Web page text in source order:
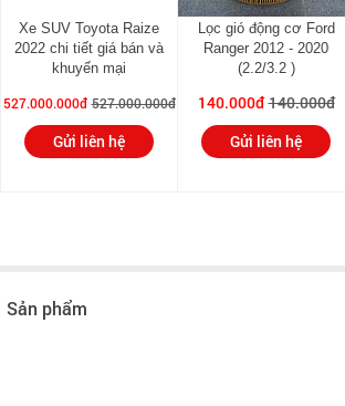
Xe SUV Toyota Raize
2022 chi tiết giá bán và
khuyến mại
527.000.000đ 527.000.000đ
Gửi liên hệ
Lọc gió động cơ Ford
Ranger 2012 - 2020
(2.2/3.2 )
140.000đ 140.000đ
Gửi liên hệ
Sản phẩm